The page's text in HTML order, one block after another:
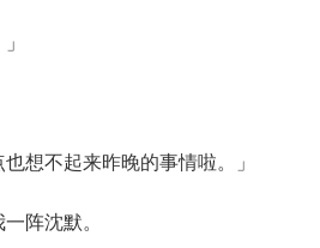
不起来昨晚的事情啦。」
阵沈默。